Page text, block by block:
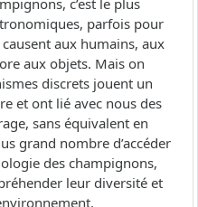
c’est le plus
parfois pour
aux humains, aux
aux objets. Mais on
discrets jouent un
et ont lié avec nous des
sans équivalent en
grand nombre d’accéder
des champignons,
leur diversité et